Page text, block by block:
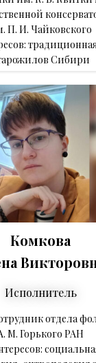
П. И. Чайковского
Сибири
Комкова
Исполнитель
отдела
М. Горького РАН